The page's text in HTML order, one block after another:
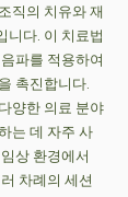
직의 치유와 재
니다. 이 치료법
파를 적용하여
촉진합니다.
양한 의료 분야
는 데 자주 사
상 환경에서
차례의 세션